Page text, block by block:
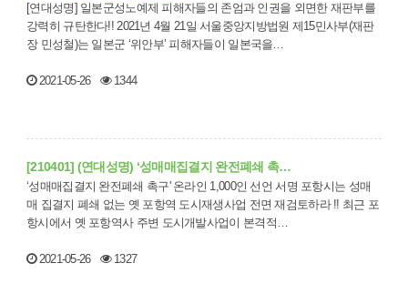
[연대성명] 일본군성노예제 피해자들의 존엄과 인권을 외면한 재판부를
강력히 규탄한다!! 2021년 4월 21일 서울중앙지방법원 제15민사부(재판
장 민성철)는 일본군 ‘위안부’ 피해자들이 일본국을…
2021-05-26 1344
[210401] (연대성명) ‘성매매집결지 완전폐쇄 촉…
‘성매매집결지 완전폐쇄 촉구' 온라인 1,000인 선언 서명 포항시는 성매
매 집결지 폐쇄 없는 옛 포항역 도시재생사업 전면 재검토하라 !! 최근 포
항시에서 옛 포항역사 주변 도시개발사업이 본격적…
2021-05-26 1327